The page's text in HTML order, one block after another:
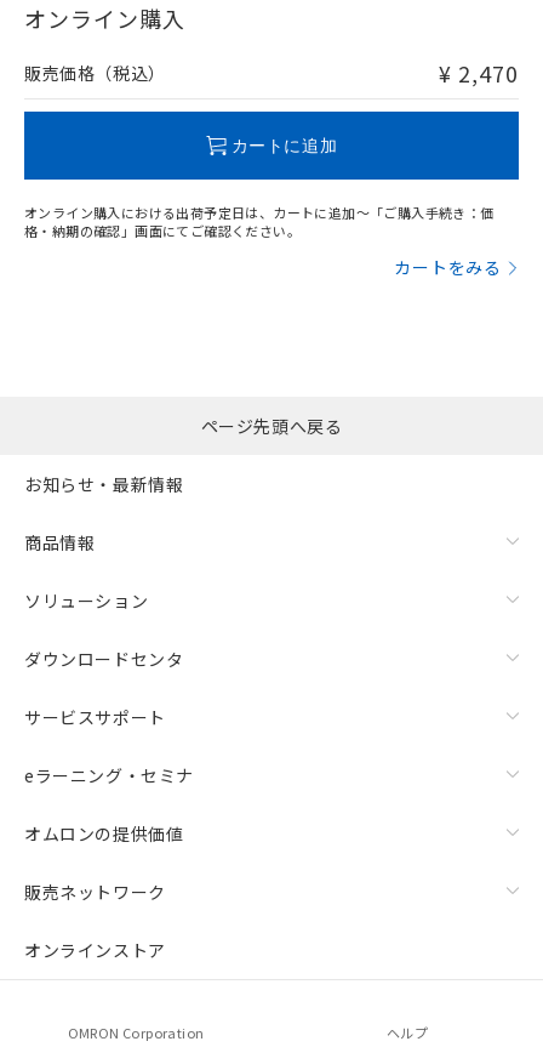
在庫等で未対応品が混在する可能性があります。
問い合わせください。
オンライン購入
販売価格（税込） ¥ 2,470
カートに追加
オンライン購入における出荷予定日は、カートに追加～「ご購入手続き：価
格・納期の確認」画面にてご確認ください。
カートをみる
ページ先頭へ戻る
お知らせ・最新情報
商品情報
ソリューション
ダウンロードセンタ
サービスサポート
eラーニング・セミナ
オムロンの提供価値
販売ネットワーク
オンラインストア
OMRON Corporation ヘルプ